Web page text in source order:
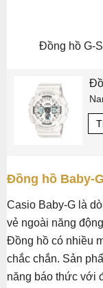
Đồng hồ G-
Đồng hồ Baby-G
Casio Baby-G là
vẻ ngoài năng
Đồng hồ có nhiều
chắc chắn. Sản
năng báo thức với